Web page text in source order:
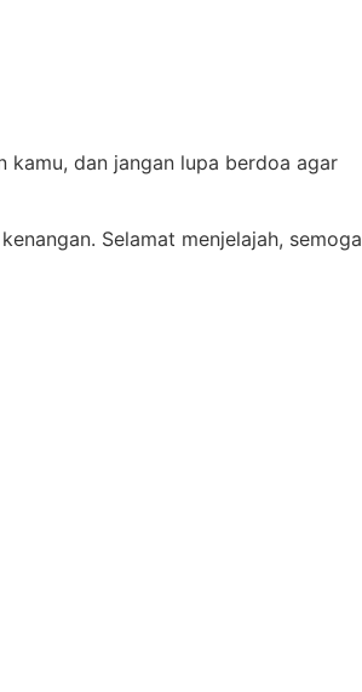
dan jangan lupa berdoa agar
Selamat menjelajah, semoga